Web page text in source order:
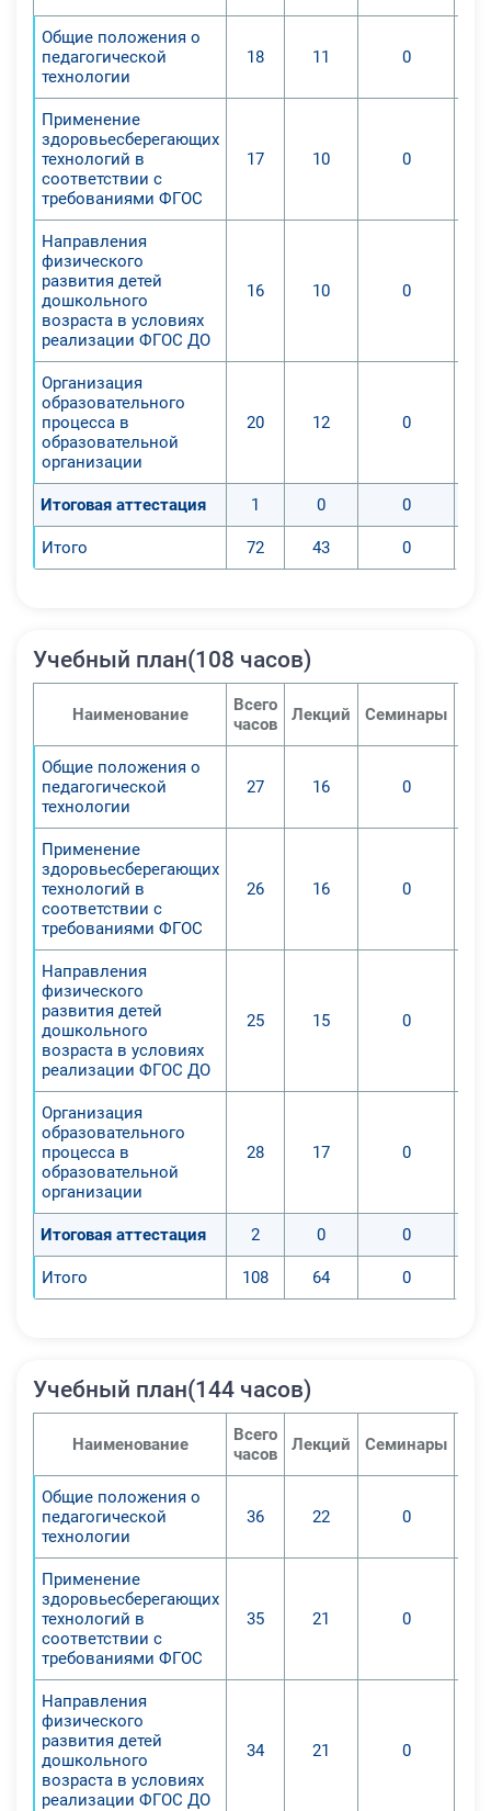
фитнес-аэробики;
4. Обучение навыкам и умениям в
спортивно-оздоровительной
организации занятий физическими
5. Воспитание положительных
воспитанию, норм коллективного
взаимодействия и сотрудничества
в учебной и соревновательной
деятельности.
1. Освоение базовых знаний и
общих представлений о
современном развитии, значении в
жизни человека, роли в укреплении
и сохранении
здоровья, физическом развитии и
и повышение функциональных
возможностей
основных жизнеобеспечивающих
систем организма;
3. Совершенствование жизненно
важных навыков и умений,
двигательного опыта физическими
упражнениями с
общеразвивающей и
корригирующей направленностью,
фитнес-аэробики;
4. Обучение навыкам и умениям в
физкультурно-оздоровительной и
деятельности, самостоятельной
организации занятий физическими
упражнениями;
5. Воспитание положительных
качеств личности, эстетическому и
нравственному
воспитанию, норм коллективного
Общие положения о
педагогической
технологии
18 11 0
Применение
здоровьесберегающих
технологий в
соответствии с
требованиями ФГОС
17 10 0
Направления
физического
развития детей
дошкольного
возраста в условиях
реализации ФГОС ДО
16 10 0
Организация
образовательного
процесса в
образовательной
организации
20 12 0
Итоговая аттестация 1 0 0
Итого 72 43 0
Учебный план(108 часов)
Наименование
Всего
часов
Лекций Семинары
Общие положения о
педагогической
технологии
27 16 0
Применение
здоровьесберегающих
технологий в
соответствии с
требованиями ФГОС
26 16 0
Направления
физического
развития детей
дошкольного
возраста в условиях
реализации ФГОС ДО
25 15 0
Организация
образовательного
процесса в
образовательной
организации
28 17 0
Итоговая аттестация 2 0 0
Итого 108 64 0
Учебный план(144 часов)
Наименование
Всего
часов
Лекций Семинары
Общие положения о
педагогической
технологии
36 22 0
Применение
здоровьесберегающих
технологий в
соответствии с
требованиями ФГОС
35 21 0
Направления
физического
развития детей
дошкольного
возраста в условиях
реализации ФГОС ДО
34 21 0